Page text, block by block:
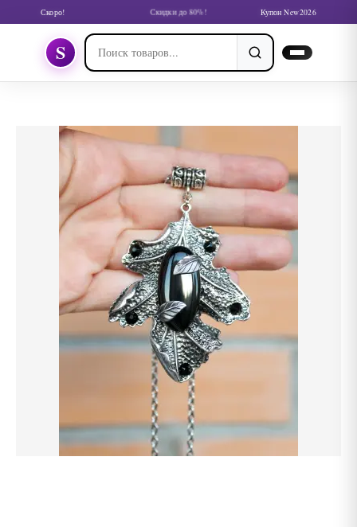
Скоро! Скидки до 80%! Купон New2026
S